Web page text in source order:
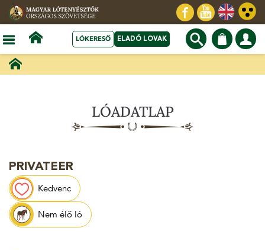
LÓKERESŐ ELADÓ LOVAK
LÓADATLAP
PRIVATEER
Kedvenc
Nem élő ló